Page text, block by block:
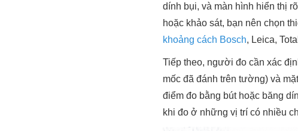
dính bụi, và màn hình hiển thị
hoặc khảo sát, bạn nên chọn
khoảng cách Bosch, Leica,
Tiếp theo, người đo cần xác
mốc đã đánh trên tường) và
điểm đo bằng bút hoặc băng
khi đo ở những vị trí có nhiều